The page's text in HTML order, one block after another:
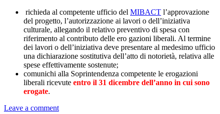
richieda al competente ufficio del MIBACT l’approvazione
del progetto, l’autorizzazione ai lavori o dell’iniziativa
culturale, allegando il relativo preventivo di spesa con
riferimento al contributo delle ero gazioni liberali. Al termine
dei lavori o dell’iniziativa deve presentare al medesimo ufficio
una dichiarazione sostitutiva dell’atto di notorietà, relativa alle
spese effettivamente sostenute;
comunichi alla Soprintendenza competente le erogazioni
liberali ricevute entro il 31 dicembre dell’anno in cui sono
erogate.
Leave a comment